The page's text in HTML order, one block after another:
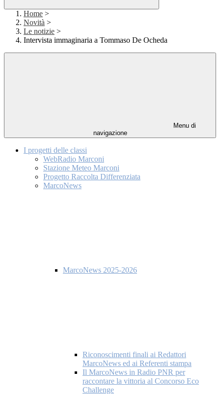
Home >
Novità >
Le notizie >
Intervista immaginaria a Tommaso De Ocheda
Menu di
navigazione
I progetti delle classi
WebRadio Marconi
Stazione Meteo Marconi
Progetto Raccolta Differenziata
MarcoNews
MarcoNews 2025-2026
Riconoscimenti finali ai Redattori
MarcoNews ed ai Referenti stampa
Il MarcoNews in Radio PNR per
raccontare la vittoria al Concorso Eco
Challenge